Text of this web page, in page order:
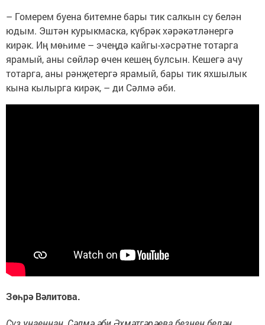
– Гомерем буена битемне бары тик салкын су белән
юдым. Эштән курыкмаска, күбрәк хәрәкәтләнергә
кирәк. Иң мөһиме – эчеңдә кайгы-хәсрәтне тотарга
ярамый, аны сөйләр өчен кешең булсын. Кешегә ачу
тотарга, аны рәнҗетергә ярамый, бары тик яхшылык
кына кылырга кирәк, – ди Сәлмә әби.
Зөһрә Вәлитова.